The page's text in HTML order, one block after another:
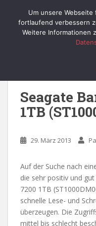
Willy's
Seagate
1TB
29. März 2013
Auf der Suche nach
die sehr positiv und
7200 1TB
schnelle Lese- und
überzeugen. Die
mittel bis schlecht
Um unsere
fortlaufend verbessern
Weitere Informationen